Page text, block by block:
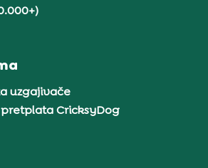
uzgajivače
CricksyDog